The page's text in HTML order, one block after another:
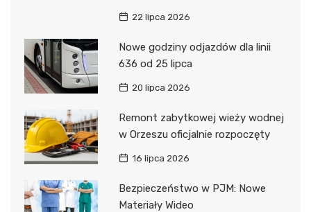
22 lipca 2026
Nowe godziny odjazdów dla linii
636 od 25 lipca
20 lipca 2026
Remont zabytkowej wieży wodnej
w Orzeszu oficjalnie rozpoczęty
16 lipca 2026
Bezpieczeństwo w PJM: Nowe
Materiały Wideo